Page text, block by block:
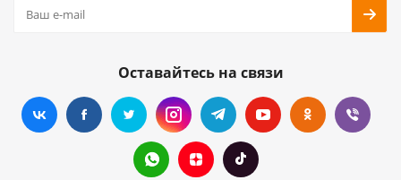
Оставайтесь на связи